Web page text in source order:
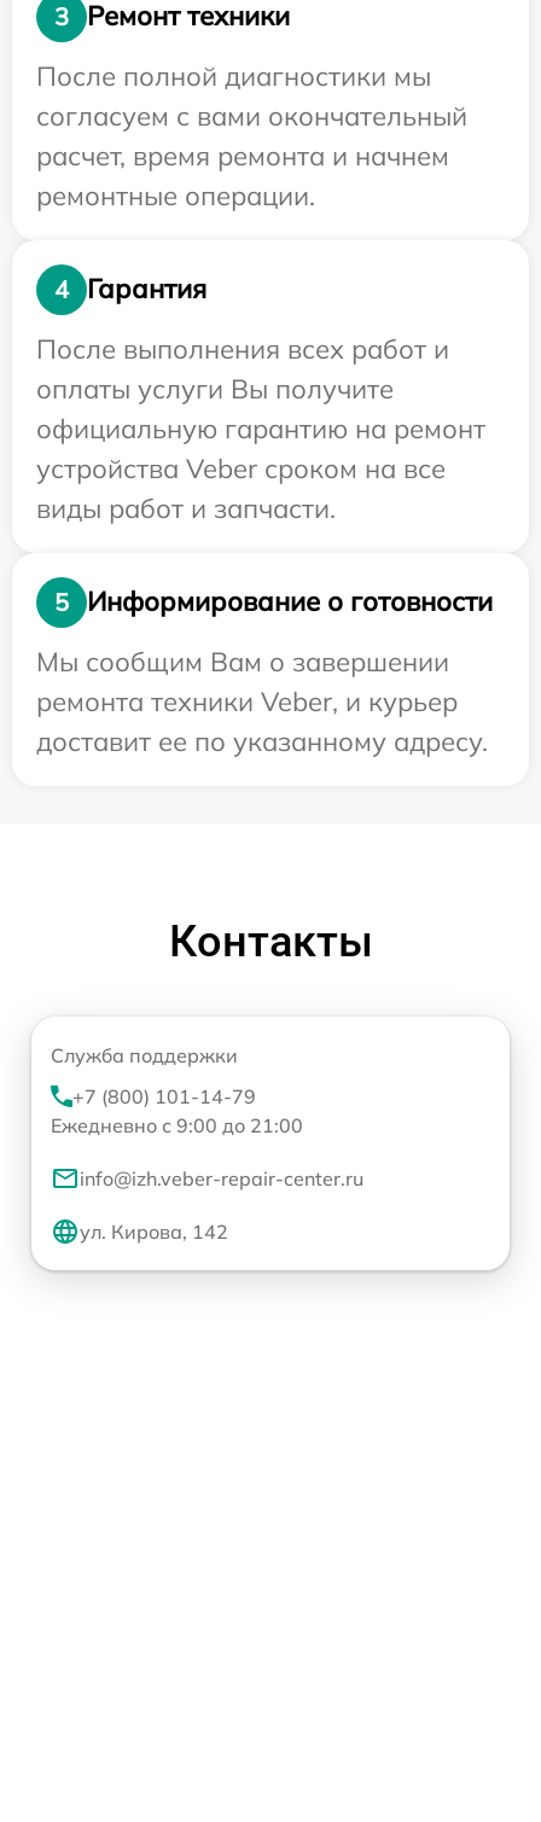
3
Ремонт техники
После полной диагностики мы
согласуем с вами окончательный
расчет, время ремонта и начнем
ремонтные операции.
4
Гарантия
После выполнения всех работ и
оплаты услуги Вы получите
официальную гарантию на ремонт
устройства Veber сроком на все
виды работ и запчасти.
5
Информирование о готовности
Мы сообщим Вам о завершении
ремонта техники Veber, и курьер
доставит ее по указанному адресу.
Контакты
Служба поддержки
+7 (800) 101-14-79
Ежедневно с 9:00 до 21:00
info@izh.veber-repair-center.ru
ул. Кирова, 142